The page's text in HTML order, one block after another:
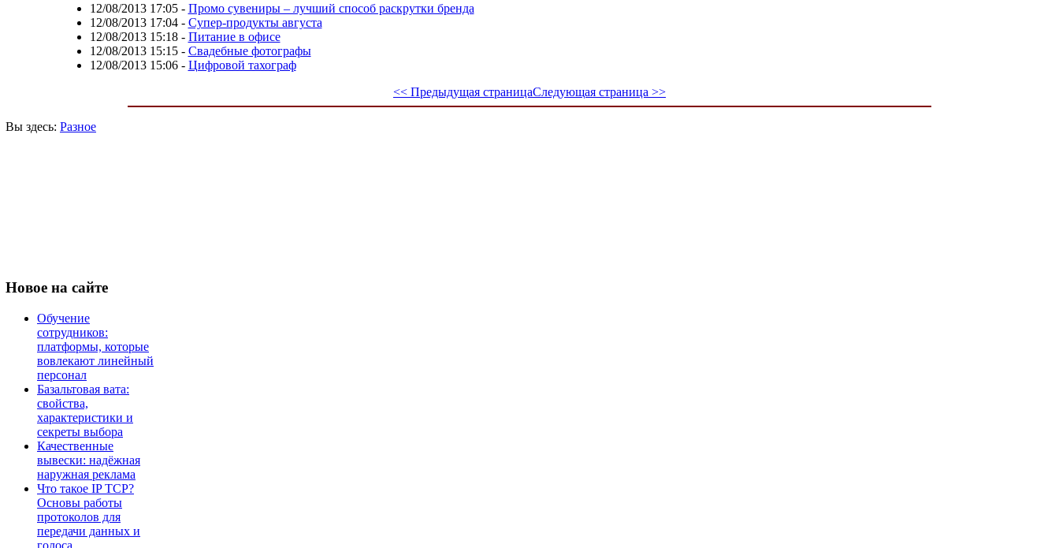
12/08/2013 17:05- Промо сувениры – лучший способ раскрутки бренда
12/08/2013 17:04- Супер-продукты августа
12/08/2013 15:18- Питание в офисе
12/08/2013 15:15- Свадебные фотографы
12/08/2013 15:06- Цифровой тахограф
<< Предыдущая страницаСледующая страница >>
Вы здесь: Разное
Новое на сайте
Обучение
сотрудников:
платформы, которые
вовлекают линейный
персонал
Базальтовая вата:
свойства,
характеристики и
секреты выбора
Качественные
вывески: надёжная
наружная реклама
Что такое IP TCP?
Основы работы
протоколов для
передачи данных и